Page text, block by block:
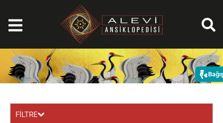
atla
FİLTRE